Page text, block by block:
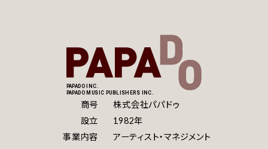
PAPADO INC.
PAPADO MUSIC PUBLISHERS INC.
商号
株式会社パパドゥ
設立
1982年
事業内容
アーティスト・マネジメント